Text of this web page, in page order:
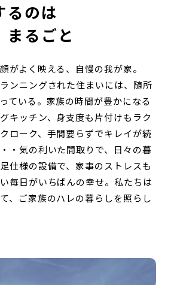
るのは
まるごと
がよく映える、自慢の我が家。
ンニングされた住まいには、随所
ている。家族の時間が豊かになる
キッチン、身支度も片付けもラク
ローク、手間要らずでキレイが続
・気の利いた間取りで、日々の暮
仕様の設備で、家事のストレスも
毎日がいちばんの幸せ。私たちは
、ご家族のハレの暮らしを照らし